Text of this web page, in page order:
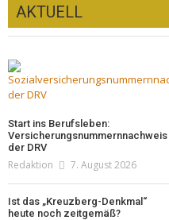
AKTUELL
Start ins Berufsleben:
Versicherungsnummernnachweis
der DRV
Redaktion 7. August 2026
Ist das „Kreuzberg-Denkmal“
heute noch zeitgemäß?